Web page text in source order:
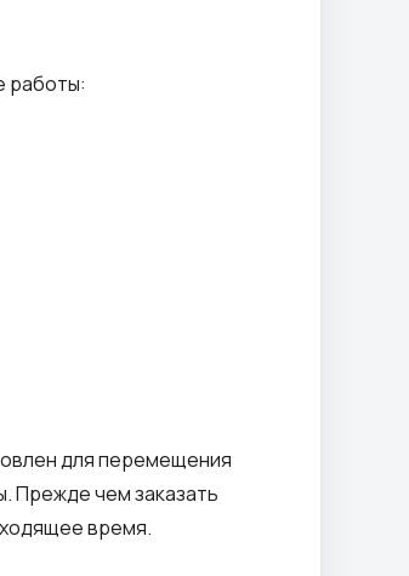
работы:
для перемещения
Прежде чем заказать
время.